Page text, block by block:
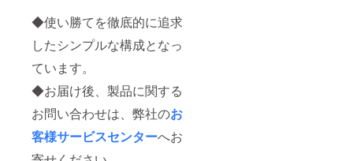
◆使い勝てを徹底的に追求
したシンプルな構成となっ
ています。
◆お届け後、製品に関する
お問い合わせは、弊社のお
客様サービスセンターへお